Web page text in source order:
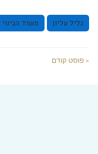
גליל עליון משרד הבינוי
« פוסט קודם